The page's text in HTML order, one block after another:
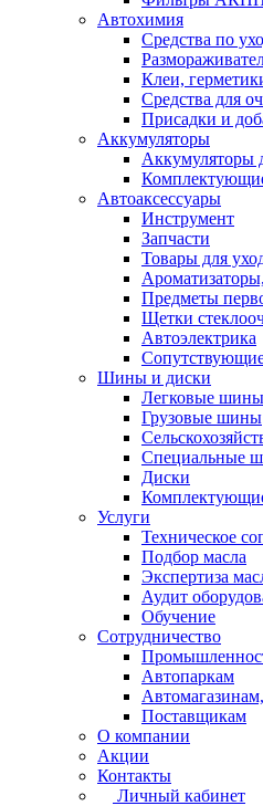
Автохимия
Средства по
Клеи,
Средства для
Присадки и
Аккумуляторы
Аккумуляторы
Автоаксессуары
Инструмент
Запчасти
Товары для
Предметы
Щетки
Автоэлектрика
Шины и диски
Легковые шины
Грузовые шины
Специальные
Диски
Услуги
Техническое
Подбор масла
Экспертиза
Аудит
Обучение
Сотрудничество
Автопаркам
Поставщикам
О компании
Акции
Контакты
Личный кабинет